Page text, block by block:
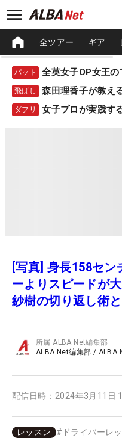
全ツアー ギア
パット 全英女子OP女王の
飛ばし 森田理香子が教え
ダフリ 女子プロが実践す
[写真] 身長158セ
ーよりスピードが
紗樹の切り返し術
所属ALBA Net編集部
ALBA Net編集部 / ALBA
配信日時： 2024年3月11日
レッスン # ドライバーレ